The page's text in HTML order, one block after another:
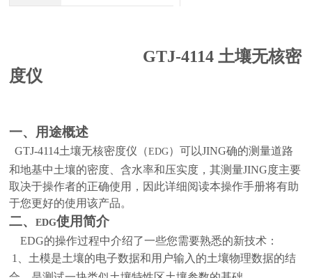
GTJ-4114土壤无核密
度仪
一、用途概述
GTJ-4114土壤无核密度仪（EDG）可以JING确的测量道路
和地基中土壤的密度、含水率和压实度，其测量JING度主要
取决于操作者的正确使用，因此详细阅读本操作手册将有助
于您更好的使用该产品。
二、EDG使用简介
EDG的操作过程中介绍了一些您需要熟悉的新技术：
1
、土模是土壤的电子数据和用户输入的土壤物理数据的结